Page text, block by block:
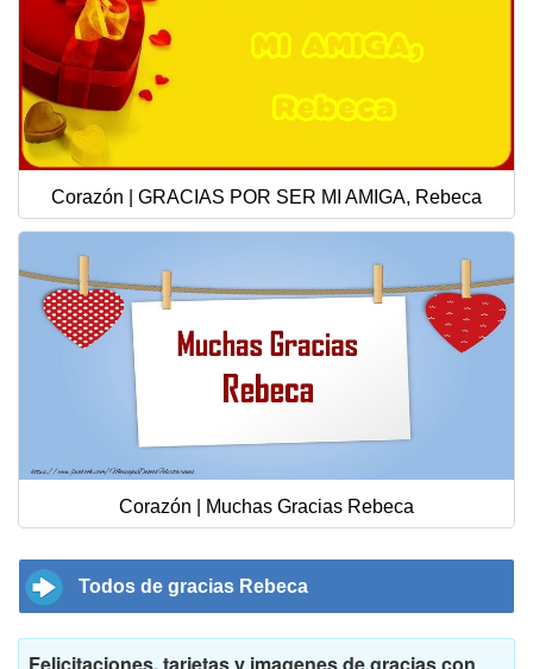
Corazón | GRACIAS POR SER MI AMIGA, Rebeca
Corazón | Muchas Gracias Rebeca
Todos de gracias Rebeca